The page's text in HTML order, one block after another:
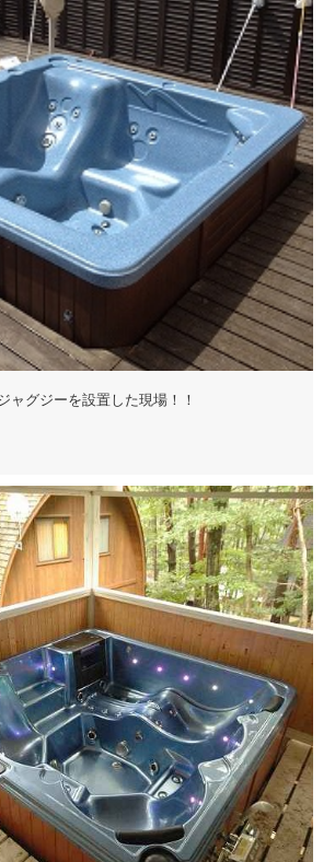
ャグジーを設置した現場！！